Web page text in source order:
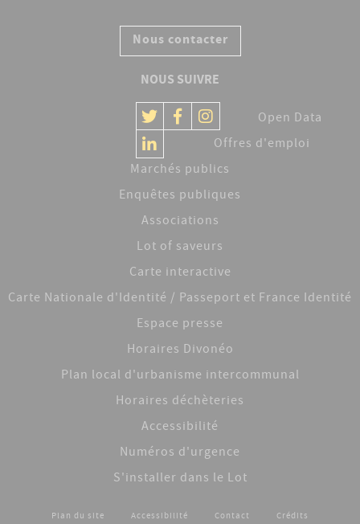
Nous contacter
NOUS SUIVRE
Open Data
Offres d'emploi
Marchés publics
Enquêtes publiques
Associations
Lot of saveurs
Carte interactive
Carte Nationale d'Identité / Passeport et France Identité
Espace presse
Horaires Divonéo
Plan local d'urbanisme intercommunal
Horaires déchèteries
Accessibilité
Numéros d'urgence
S'installer dans le Lot
Plan du site Accessibilité Contact Crédits